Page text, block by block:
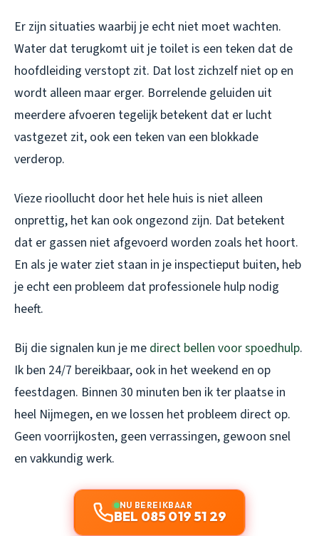
Er zijn situaties waarbij je echt niet moet wachten.
Water dat terugkomt uit je toilet is een teken dat de
hoofdleiding verstopt zit. Dat lost zichzelf niet op en
wordt alleen maar erger. Borrelende geluiden uit
meerdere afvoeren tegelijk betekent dat er lucht
vastgezet zit, ook een teken van een blokkade
verderop.
Vieze rioollucht door het hele huis is niet alleen
onprettig, het kan ook ongezond zijn. Dat betekent
dat er gassen niet afgevoerd worden zoals het hoort.
En als je water ziet staan in je inspectieput buiten, heb
je echt een probleem dat professionele hulp nodig
heeft.
Bij die signalen kun je me direct bellen voor spoedhulp.
Ik ben 24/7 bereikbaar, ook in het weekend en op
feestdagen. Binnen 30 minuten ben ik ter plaatse in
heel Nijmegen, en we lossen het probleem direct op.
Geen voorrijkosten, geen verrassingen, gewoon snel
en vakkundig werk.
NU BEREIKBAAR
BEL 085 019 51 29